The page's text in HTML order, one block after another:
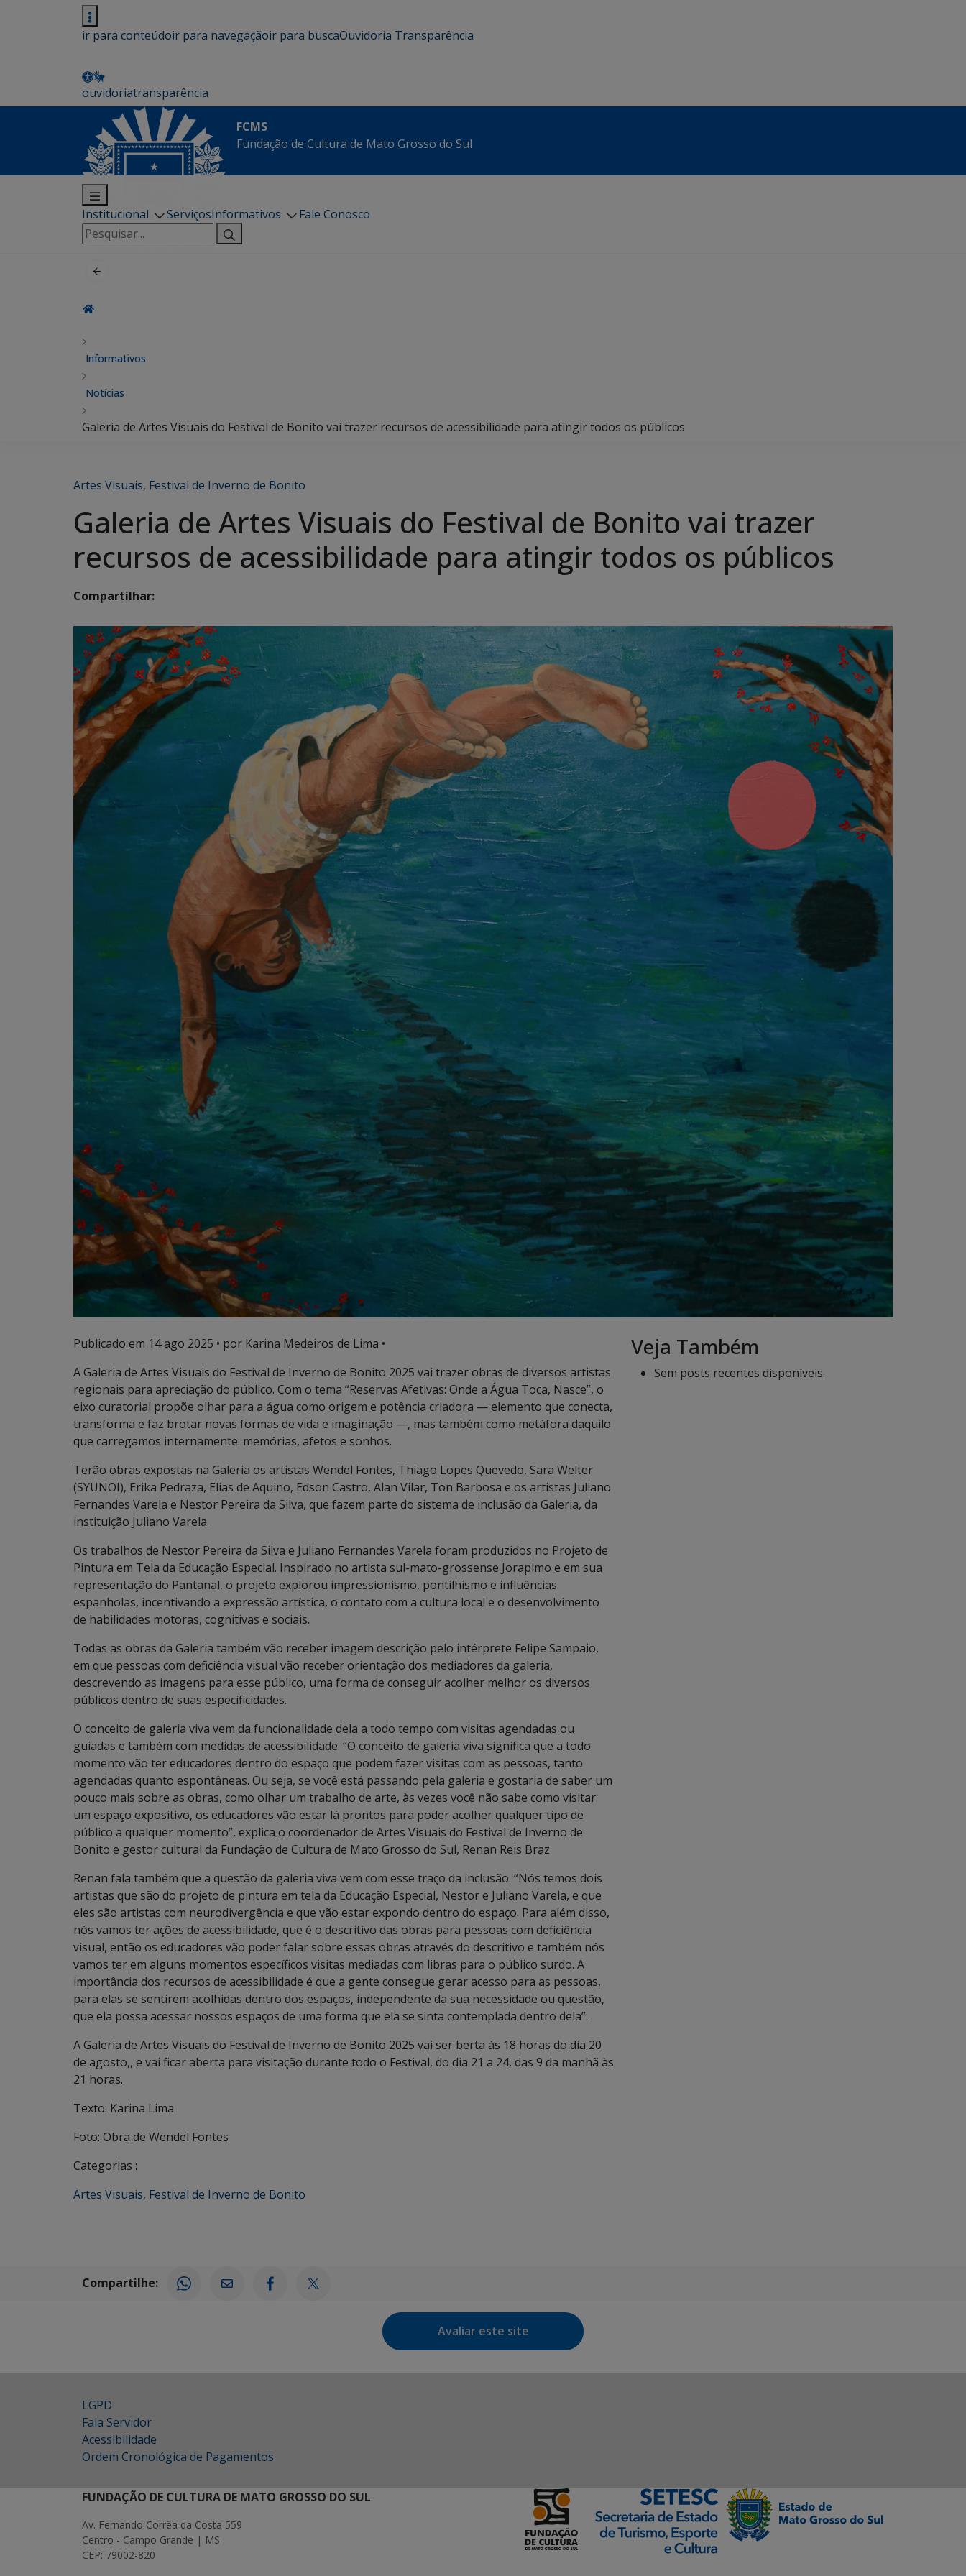
ir para conteúdoir para navegaçãoir para buscaOuvidoria Transparência
ouvidoriatransparência
FCMS
Fundação de Cultura de Mato Grosso do Sul
Institucional ServiçosInformativos
Fale Conosco
Pesquisar
por:
Informativos
Notícias
Galeria de Artes Visuais do Festival de Bonito vai trazer recursos de acessibilidade para atingir todos os públicos
Artes Visuais, Festival de Inverno de Bonito
Galeria de Artes Visuais do Festival de Bonito vai trazer
recursos de acessibilidade para atingir todos os públicos
Compartilhar:
Publicado em 14 ago 2025 • por Karina Medeiros de Lima •
A Galeria de Artes Visuais do Festival de Inverno de Bonito 2025 vai trazer obras de diversos artistas
regionais para apreciação do público. Com o tema “Reservas Afetivas: Onde a Água Toca, Nasce”, o
eixo curatorial propõe olhar para a água como origem e potência criadora — elemento que conecta,
transforma e faz brotar novas formas de vida e imaginação —, mas também como metáfora daquilo
que carregamos internamente: memórias, afetos e sonhos.
Terão obras expostas na Galeria os artistas Wendel Fontes, Thiago Lopes Quevedo, Sara Welter
(SYUNOI), Erika Pedraza, Elias de Aquino, Edson Castro, Alan Vilar, Ton Barbosa e os artistas Juliano
Fernandes Varela e Nestor Pereira da Silva, que fazem parte do sistema de inclusão da Galeria, da
instituição Juliano Varela.
Os trabalhos de Nestor Pereira da Silva e Juliano Fernandes Varela foram produzidos no Projeto de
Pintura em Tela da Educação Especial. Inspirado no artista sul-mato-grossense Jorapimo e em sua
representação do Pantanal, o projeto explorou impressionismo, pontilhismo e influências
espanholas, incentivando a expressão artística, o contato com a cultura local e o desenvolvimento
de habilidades motoras, cognitivas e sociais.
Todas as obras da Galeria também vão receber imagem descrição pelo intérprete Felipe Sampaio,
em que pessoas com deficiência visual vão receber orientação dos mediadores da galeria,
descrevendo as imagens para esse público, uma forma de conseguir acolher melhor os diversos
públicos dentro de suas especificidades.
O conceito de galeria viva vem da funcionalidade dela a todo tempo com visitas agendadas ou
guiadas e também com medidas de acessibilidade. “O conceito de galeria viva significa que a todo
momento vão ter educadores dentro do espaço que podem fazer visitas com as pessoas, tanto
agendadas quanto espontâneas. Ou seja, se você está passando pela galeria e gostaria de saber um
pouco mais sobre as obras, como olhar um trabalho de arte, às vezes você não sabe como visitar
um espaço expositivo, os educadores vão estar lá prontos para poder acolher qualquer tipo de
público a qualquer momento”, explica o coordenador de Artes Visuais do Festival de Inverno de
Bonito e gestor cultural da Fundação de Cultura de Mato Grosso do Sul, Renan Reis Braz
Renan fala também que a questão da galeria viva vem com esse traço da inclusão. “Nós temos dois
artistas que são do projeto de pintura em tela da Educação Especial, Nestor e Juliano Varela, e que
eles são artistas com neurodivergência e que vão estar expondo dentro do espaço. Para além disso,
nós vamos ter ações de acessibilidade, que é o descritivo das obras para pessoas com deficiência
visual, então os educadores vão poder falar sobre essas obras através do descritivo e também nós
vamos ter em alguns momentos específicos visitas mediadas com libras para o público surdo. A
importância dos recursos de acessibilidade é que a gente consegue gerar acesso para as pessoas,
para elas se sentirem acolhidas dentro dos espaços, independente da sua necessidade ou questão,
que ela possa acessar nossos espaços de uma forma que ela se sinta contemplada dentro dela”.
A Galeria de Artes Visuais do Festival de Inverno de Bonito 2025 vai ser berta às 18 horas do dia 20
de agosto,, e vai ficar aberta para visitação durante todo o Festival, do dia 21 a 24, das 9 da manhã às
21 horas.
Texto: Karina Lima
Foto: Obra de Wendel Fontes
Categorias :
Artes Visuais, Festival de Inverno de Bonito
Veja Também
Sem posts recentes disponíveis.
Compartilhe:
Avaliar este site
LGPD
Fala Servidor
Acessibilidade
Ordem Cronológica de Pagamentos
FUNDAÇÃO DE CULTURA DE MATO GROSSO DO SUL
Av. Fernando Corrêa da Costa 559
Centro - Campo Grande | MS
CEP: 79002-820